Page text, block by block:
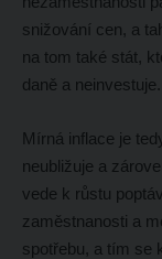
snižování cen, a
na tom také stát,
daně a neinvestuje.
Mírná inflace je
neubližuje a
vede k růstu
zaměstnanosti a
spotřebu, a tím se